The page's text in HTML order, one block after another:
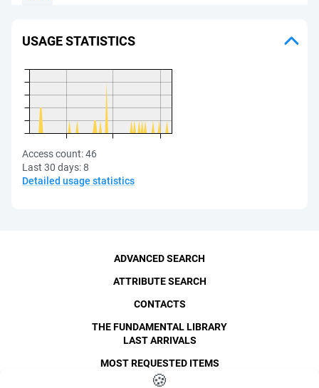
USAGE STATISTICS
Access count:46
Last 30 days:8
Detailed usage statistics
SPbPU, 1996-2026
ADVANCED SEARCH
ATTRIBUTE SEARCH
CONTACTS
THE FUNDAMENTAL LIBRARY
LAST ARRIVALS
MOST REQUESTED ITEMS
🍪